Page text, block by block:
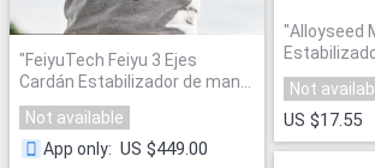
"FeiyuTech Feiyu 3 Ejes
Cardán Estabilizador de mano
grúa"
Not available
App only: US $449.00
"Alloyseed
Cámara
Not
US $17.55